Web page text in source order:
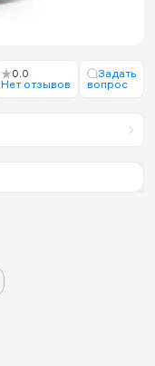
0.0
Нет отзывов
Задать
вопрос